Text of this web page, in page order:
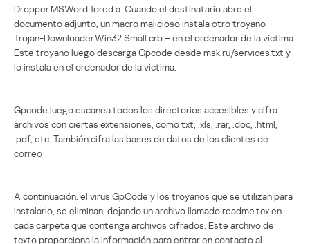
Dropper.MSWord.Tored.a. Cuando el destinatario abre el
documento adjunto, un macro malicioso instala otro troyano –
Trojan-Downloader.Win32.Small.crb – en el ordenador de la víctima
Este troyano luego descarga Gpcode desde msk.ru/services.txt y
lo instala en el ordenador de la victima.
Gpcode luego escanea todos los directorios accesibles y cifra
archivos con ciertas extensiones, como txt, .xls, .rar, .doc, .html,
.pdf, etc. También cifra las bases de datos de los clientes de
correo
A continuación, el virus GpCode y los troyanos que se utilizan para
instalarlo, se eliminan, dejando un archivo llamado readme.tex en
cada carpeta que contenga archivos cifrados. Este archivo de
texto proporciona la información para entrar en contacto al